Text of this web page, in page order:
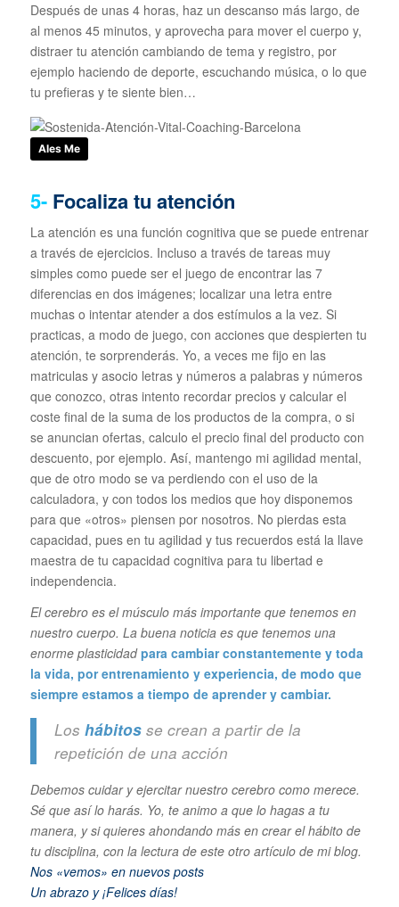
Después de unas 4 horas, haz un descanso más largo, de
al menos 45 minutos, y aprovecha para mover el cuerpo y,
distraer tu atención cambiando de tema y registro, por
ejemplo haciendo de deporte, escuchando música, o lo que
tu prefieras y te siente bien…
Ales Me
5- Focaliza tu atención
La atención es una función cognitiva que se puede entrenar
a través de ejercicios. Incluso a través de tareas muy
simples como puede ser el juego de encontrar las 7
diferencias en dos imágenes; localizar una letra entre
muchas o intentar atender a dos estímulos a la vez. Si
practicas, a modo de juego, con acciones que despierten tu
atención, te sorprenderás. Yo, a veces me fijo en las
matriculas y asocio letras y números a palabras y números
que conozco, otras intento recordar precios y calcular el
coste final de la suma de los productos de la compra, o si
se anuncian ofertas, calculo el precio final del producto con
descuento, por ejemplo. Así, mantengo mi agilidad mental,
que de otro modo se va perdiendo con el uso de la
calculadora, y con todos los medios que hoy disponemos
para que «otros» piensen por nosotros. No pierdas esta
capacidad, pues en tu agilidad y tus recuerdos está la llave
maestra de tu capacidad cognitiva para tu libertad e
independencia.
El cerebro es el músculo más importante que tenemos en
nuestro cuerpo. La buena noticia es que tenemos una
enorme plasticidadpara cambiar constantemente y toda
la vida, por entrenamiento y experiencia, de modo que
siempre estamos a tiempo de aprender y cambiar.
Los hábitosse crean a partir de la
repetición de una acción
Debemos cuidar y ejercitar nuestro cerebro como merece.
Sé que así lo harás. Yo, te animo a que lo hagas a tu
manera, y si quieres ahondando más en crear el hábito de
tu disciplina, con la lectura de este otro artículo de mi blog.
Nos «vemos» en nuevos posts
Un abrazo y ¡Felices días!